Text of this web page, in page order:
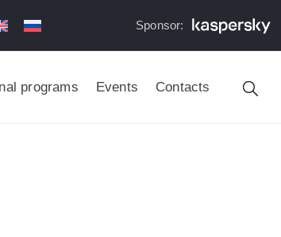
Sponsor:
programs Events Contacts